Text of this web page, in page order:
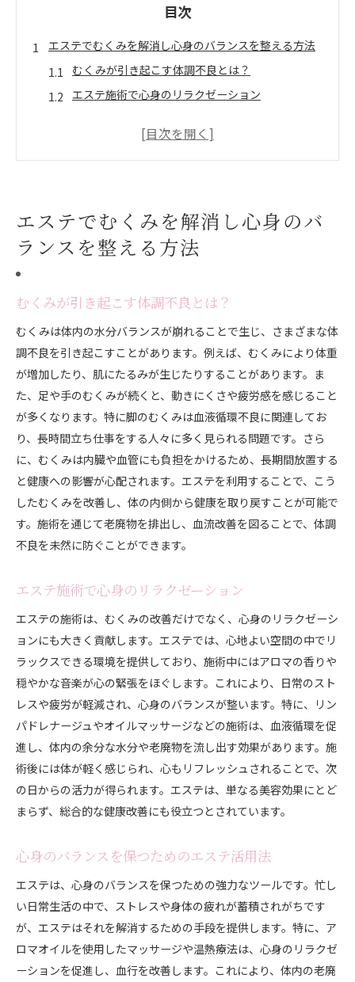
目次
エステでむくみを解消し心身のバランスを整える方法
むくみが引き起こす体調不良とは？
エステ施術で心身のリラクゼーション
エステでのむくみ改善が体全体に与える効果
むくみ改善の鍵はエステ内での老廃物排出にあり
老廃物が体内に蓄積されるメカニズム
老廃物排出を助ける食事とエステの相乗効果
エステでの老廃物排出が及ぼす具体的な健康効果
エステのリンパドレナージュで血液循環を促進しよう
リンパドレナージュとは何か？
血液循環不良とむくみの関係性
リンパドレナージュがもたらす具体的効果
エステでリンパの流れを整える方法
血液循環改善のための家庭でのケア
エステのリラクゼーションがもたらすストレス解消効
ストレスが体に与える影響とは？
施術による心のリフレッシュ効果
心身のストレス解消に役立つエステメニュー
エステを活用したメンタルヘルスの改善法
ストレスフリーな日常を目指すエステ活用術
内側から美しさを引き出すエステの具体的な手法とは
エステの施術で実感する内側からの変化
内側からの美しさを支える栄養とエステ
エステティシャンによるカスタマイズケアの重要
エステの体験談：内側からの美しさを実感する
エステでむくみを改善しながら得られる健康への貢献
エステでむくみを解消し心身のバ
ランスを整える方法
むくみが引き起こす体調不良とは？
むくみは体内の水分バランスが崩れることで生じ、さまざまな体
調不良を引き起こすことがあります。例えば、むくみにより体重
が増加したり、肌にたるみが生じたりすることがあります。ま
た、足や手のむくみが続くと、動きにくさや疲労感を感じること
が多くなります。特に脚のむくみは血液循環不良に関連してお
り、長時間立ち仕事をする人々に多く見られる問題です。さら
に、むくみは内臓や血管にも負担をかけるため、長期間放置する
と健康への影響が心配されます。エステを利用することで、こう
したむくみを改善し、体の内側から健康を取り戻すことが可能で
す。施術を通じて老廃物を排出し、血流改善を図ることで、体調
不良を未然に防ぐことができます。
エステ施術で心身のリラクゼーション
エステの施術は、むくみの改善だけでなく、心身のリラクゼーシ
ョンにも大きく貢献します。エステでは、心地よい空間の中でリ
ラックスできる環境を提供しており、施術中にはアロマの香りや
穏やかな音楽が心の緊張をほぐします。これにより、日常のスト
レスや疲労が軽減され、心身のバランスが整います。特に、リン
パドレナージュやオイルマッサージなどの施術は、血液循環を促
進し、体内の余分な水分や老廃物を流し出す効果があります。施
術後には体が軽く感じられ、心もリフレッシュされることで、次
の日からの活力が得られます。エステは、単なる美容効果にとど
まらず、総合的な健康改善にも役立つとされています。
心身のバランスを保つためのエステ活用法
エステは、心身のバランスを保つための強力なツールです。忙し
い日常生活の中で、ストレスや身体の疲れが蓄積されがちです
が、エステはそれを解消するための手段を提供します。特に、ア
ロマオイルを使用したマッサージや温熱療法は、心身のリラクゼ
ーションを促進し、血行を改善します。これにより、体内の老廃